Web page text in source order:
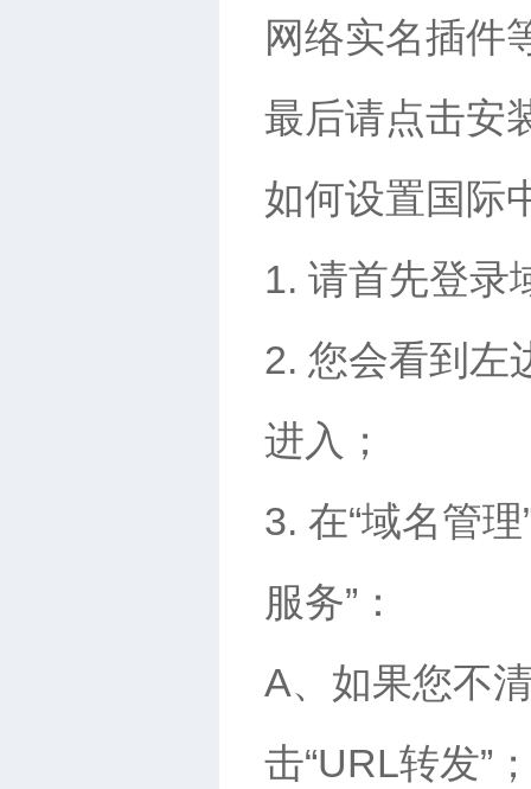
网络实名插件
最后请点击安
如何设置国际
1. 请首先登录
2. 您会看到左
进入；
3. 在“域名管
服务”：
A、如果您不
击“URL转发”